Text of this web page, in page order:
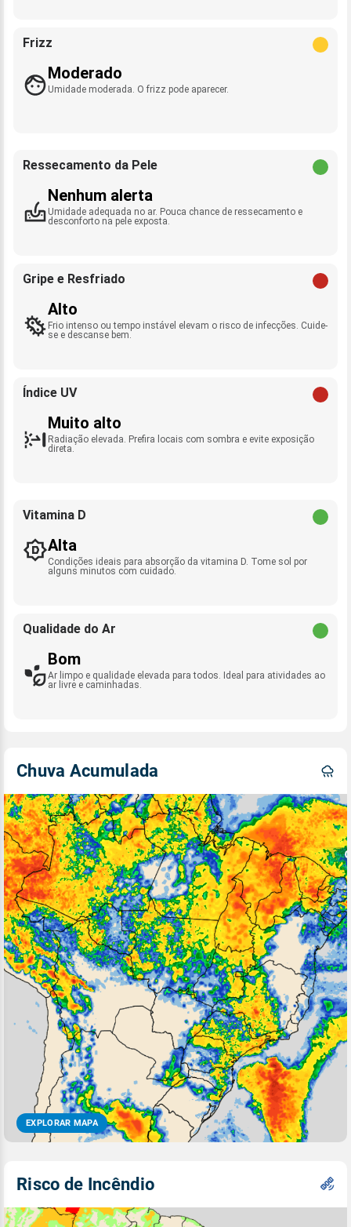
Frizz
Moderado
Umidade moderada. O frizz pode aparecer.
Ressecamento da Pele
Nenhum alerta
Umidade adequada no ar. Pouca chance de ressecamento e
desconforto na pele exposta.
Gripe e Resfriado
Alto
Frio intenso ou tempo instável elevam o risco de infecções. Cuide-
se e descanse bem.
Índice UV
Muito alto
Radiação elevada. Prefira locais com sombra e evite exposição
direta.
Vitamina D
Alta
Condições ideais para absorção da vitamina D. Tome sol por
alguns minutos com cuidado.
Qualidade do Ar
Bom
Ar limpo e qualidade elevada para todos. Ideal para atividades ao
ar livre e caminhadas.
Chuva Acumulada
EXPLORAR MAPA
Risco de Incêndio